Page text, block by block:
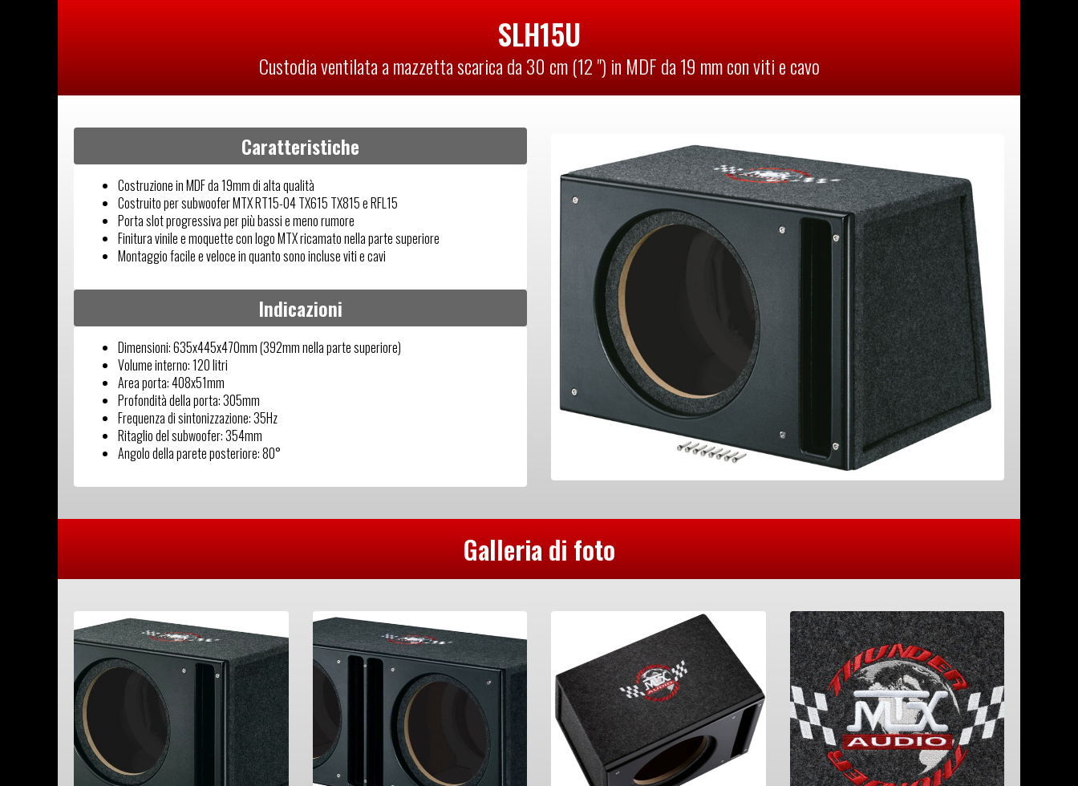
SLH15U
Custodia ventilata a mazzetta scarica da 30 cm (12 ") in MDF da 19 mm con viti e cavo
Caratteristiche
Costruzione in MDF da 19mm di alta qualità
Costruito per subwoofer MTX RT15-04 TX615 TX815 e RFL15
Porta slot progressiva per più bassi e meno rumore
Finitura vinile e moquette con logo MTX ricamato nella parte superiore
Montaggio facile e veloce in quanto sono incluse viti e cavi
Indicazioni
Dimensioni: 635x445x470mm (392mm nella parte superiore)
Volume interno: 120 litri
Area porta: 408x51mm
Profondità della porta: 305mm
Frequenza di sintonizzazione: 35Hz
Ritaglio del subwoofer: 354mm
Angolo della parete posteriore: 80°
Galleria di foto